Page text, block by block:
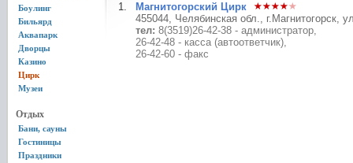
Боулинг
Бильярд
Аквапарк
Дворцы
Казино
Цирк
Музеи
Отдых
Бани, сауны
Гостиницы
Праздники
Магнитогорский Цирк
455044, Челябинская обл., г.Магнитогорск,
тел: 8(3519)26-42-38 - администратор,
26-42-48 - касса (автоответчик),
26-42-60 - факс